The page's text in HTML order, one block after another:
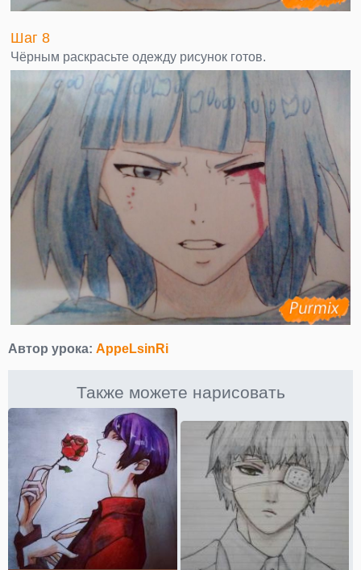
Шаг 8
Чёрным раскрасьте одежду рисунок готов.
Автор урока: AppeLsinRi
Также можете нарисовать